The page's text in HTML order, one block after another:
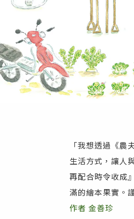
「我想透過《
生活方式，讓人
再配合時令收成
滿的繪本果實。
作者 金善珍